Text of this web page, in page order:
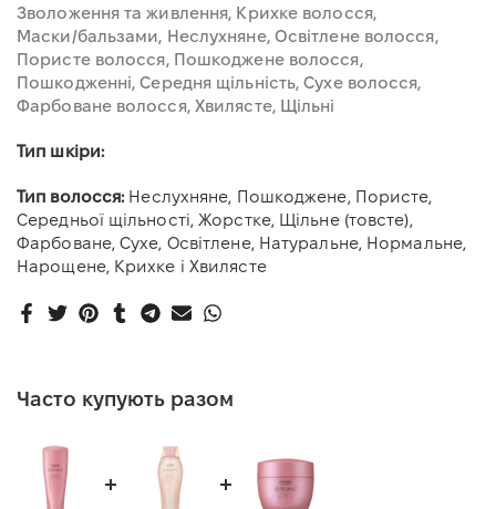
Зволоження та живлення Крихке волосся
Маски/бальзами Неслухняне Освітлене волосся
Пористе волосся Пошкоджене волосся
Пошкодженні Середня щільність Сухе волосся
Фарбоване волосся Хвилясте Щільні
Тип шкіри:
Тип волосся: Неслухняне, Пошкоджене, Пористе,
Середньої щільності, Жорстке, Щільне (товсте),
Фарбоване, Сухе, Освітлене, Натуральне, Нормальне,
Нарощене, Крихке і Хвилясте
Часто купують разом